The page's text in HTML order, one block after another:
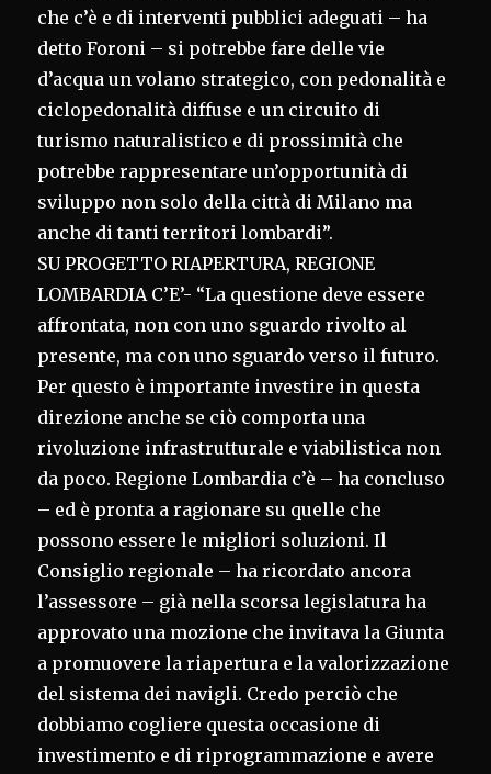
che c’è e di interventi pubblici adeguati – ha
detto Foroni – si potrebbe fare delle vie
d’acqua un volano strategico, con pedonalità e
ciclopedonalità diffuse e un circuito di
turismo naturalistico e di prossimità che
potrebbe rappresentare un’opportunità di
sviluppo non solo della città di Milano ma
anche di tanti territori lombardi”.
SU PROGETTO RIAPERTURA, REGIONE
LOMBARDIA C’E’- “La questione deve essere
affrontata, non con uno sguardo rivolto al
presente, ma con uno sguardo verso il futuro.
Per questo è importante investire in questa
direzione anche se ciò comporta una
rivoluzione infrastrutturale e viabilistica non
da poco. Regione Lombardia c’è – ha concluso
– ed è pronta a ragionare su quelle che
possono essere le migliori soluzioni. Il
Consiglio regionale – ha ricordato ancora
l’assessore – già nella scorsa legislatura ha
approvato una mozione che invitava la Giunta
a promuovere la riapertura e la valorizzazione
del sistema dei navigli. Credo perciò che
dobbiamo cogliere questa occasione di
investimento e di riprogrammazione e avere